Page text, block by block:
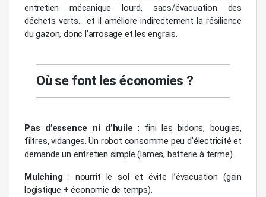
entretien mécanique lourd, sacs/évacuation des
déchets verts… et il améliore indirectement la résilience
du gazon, donc l’arrosage et les engrais.
Où se font les économies ?
Pas d’essence ni d’huile : fini les bidons, bougies,
filtres, vidanges. Un robot consomme peu d’électricité et
demande un entretien simple (lames, batterie à terme).
Mulching: nourrit le sol et évite l’évacuation (gain
logistique + économie de temps).